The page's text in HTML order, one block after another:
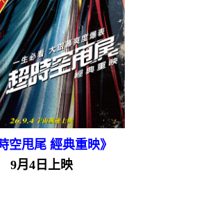
空甩尾 經典重映》
9月4日上映